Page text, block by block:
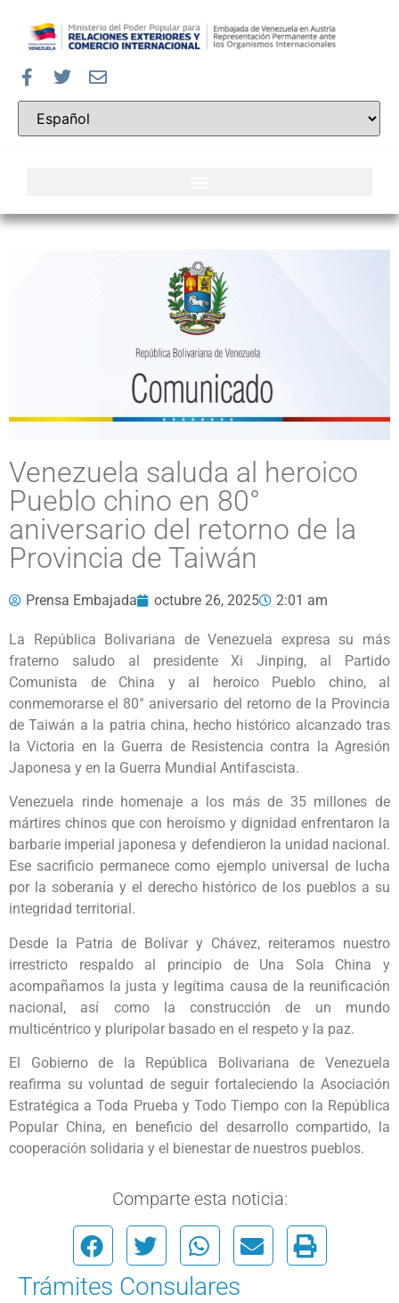
Venezuela saluda al heroico
Pueblo chino en 80°
aniversario del retorno de la
Provincia de Taiwán
Prensa Embajada octubre 26, 2025 2:01 am
La República Bolivariana de Venezuela expresa su más
fraterno saludo al presidente Xi Jinping, al Partido
Comunista de China y al heroico Pueblo chino, al
conmemorarse el 80° aniversario del retorno de la Provincia
de Taiwán a la patria china, hecho histórico alcanzado tras
la Victoria en la Guerra de Resistencia contra la Agresión
Japonesa y en la Guerra Mundial Antifascista.
Venezuela rinde homenaje a los más de 35 millones de
mártires chinos que con heroísmo y dignidad enfrentaron la
barbarie imperial japonesa y defendieron la unidad nacional.
Ese sacrificio permanece como ejemplo universal de lucha
por la soberanía y el derecho histórico de los pueblos a su
integridad territorial.
Desde la Patria de Bolívar y Chávez, reiteramos nuestro
irrestricto respaldo al principio de Una Sola China y
acompañamos la justa y legítima causa de la reunificación
nacional, así como la construcción de un mundo
multicéntrico y pluripolar basado en el respeto y la paz.
El Gobierno de la República Bolivariana de Venezuela
reafirma su voluntad de seguir fortaleciendo la Asociación
Estratégica a Toda Prueba y Todo Tiempo con la República
Popular China, en beneficio del desarrollo compartido, la
cooperación solidaria y el bienestar de nuestros pueblos.
Comparte esta noticia:
Trámites Consulares